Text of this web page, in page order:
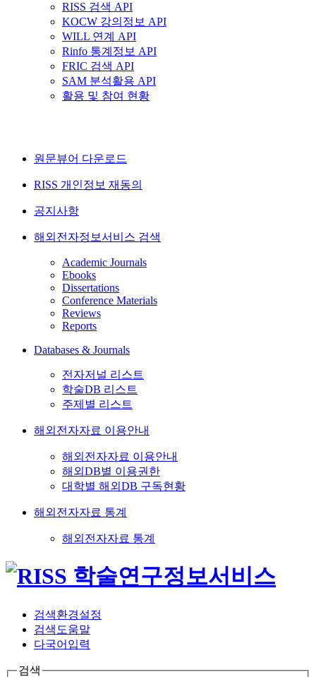
RISS 검색 API
KOCW 강의정보 API
WILL 연계 API
Rinfo 통계정보 API
FRIC 검색 API
SAM 분석활용 API
활용 및 참여 현황
원문뷰어 다운로드
RISS 개인정보 재동의
공지사항
해외전자정보서비스 검색
Academic Journals
Ebooks
Dissertations
Conference Materials
Reviews
Reports
Databases & Journals
전자저널 리스트
학술DB 리스트
주제별 리스트
해외전자자료 이용안내
해외전자자료 이용안내
해외DB별 이용권한
대학별 해외DB 구독현황
해외전자자료 통계
해외전자자료 통계
검색환경설정
검색도움말
다국어입력
검색